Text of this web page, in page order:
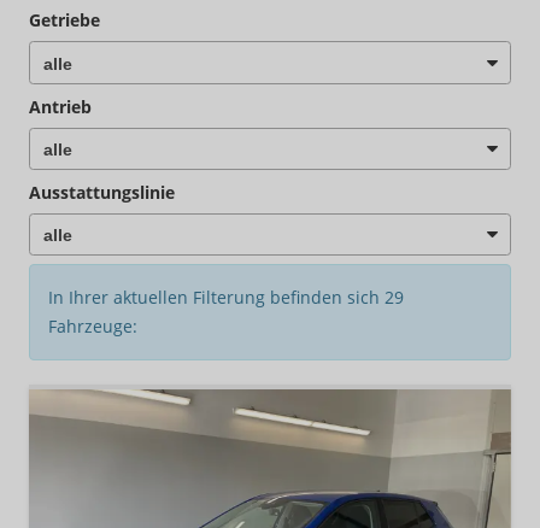
Getriebe
Antrieb
Ausstattungslinie
In Ihrer aktuellen Filterung befinden sich 29
Fahrzeuge: